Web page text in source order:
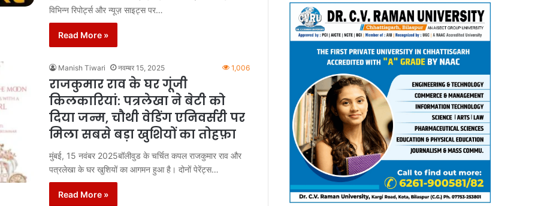
विभिन्न रिपोर्ट्स और न्यूज़ साइट्स पर…
Read More »
Manish Tiwari नवम्बर 15, 2025 1,006
राजकुमार राव के घर गूंजी
किलकारियां: पत्रलेखा ने बेटी को
दिया जन्म, चौथी वेडिंग एनिवर्सरी पर
मिला सबसे बड़ा खुशियों का तोहफ़ा
मुंबई, 15 नवंबर 2025बॉलीवुड के चर्चित कपल राजकुमार राव और
पत्रलेखा के घर खुशियों का आगमन हुआ है। दोनों पेरेंट्स…
Read More »